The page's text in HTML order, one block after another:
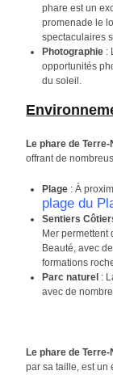
phare est un
promenade le
spectaculaires
Photographie :
opportunités
du soleil.
Le phare de Terre-
offrant de
Plage : À
plage du
Sentiers
Mer
Beauté, avec
formations
Parc naturel :
avec de
Le phare de
par sa taille, est un